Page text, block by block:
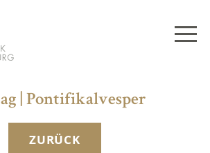
| Pontifikalvesper
ZURÜCK